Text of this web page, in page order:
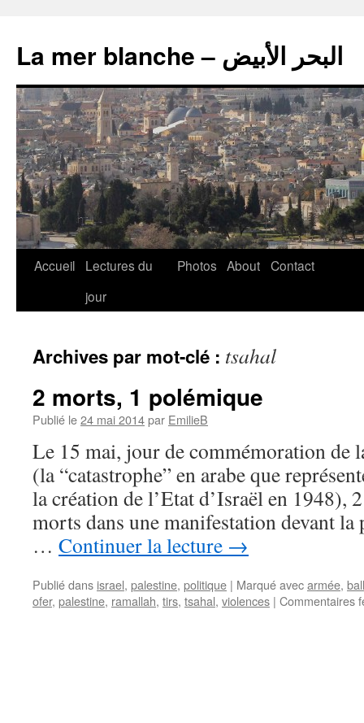
La mer blanche – البحر الأبيض
Accueil
Lectures du
jour
Photos About Contact
Archives par mot-clé : tsahal
2 morts, 1 polémique
Publié le24 mai 2014par EmilieB
Le 15 mai, jour de commémoration de
(la “catastrophe” en arabe que
la création de l’Etat d’Israël en 1948),
morts dans une manifestation devant la
… Continuer la lecture →
Publié dans israel, palestine, politique | Marqué avecarmée,
ofer, palestine, ramallah, tirs, tsahal, violences | Commentaires